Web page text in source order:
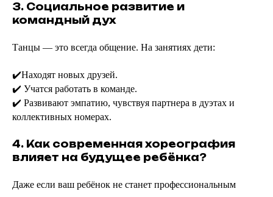
3. Социальное развитие и
командный дух
Танцы — это всегда общение. На занятиях дети:
✔️Находят новых друзей.
✔️ Учатся работать в команде.
✔️ Развивают эмпатию, чувствуя партнера в дуэтах и
коллективных номерах.
4. Как современная хореография
влияет на будущее ребёнка?
Даже если ваш ребёнок не станет профессиональным